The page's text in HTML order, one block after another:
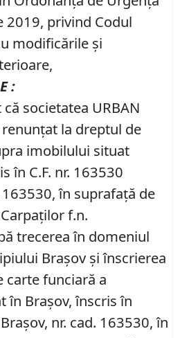
2019, privind Codul
modificările și
:
că societatea URBAN
renunțat la dreptul de
imobilului situat
în C.F. nr. 163530
163530, în suprafață de
f.n.
trecerea în domeniul
Braşov şi înscrierea
carte funciară a
în Braşov, înscris în
nr. cad. 163530, în